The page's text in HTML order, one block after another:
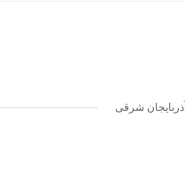
آذربایجان شرقی